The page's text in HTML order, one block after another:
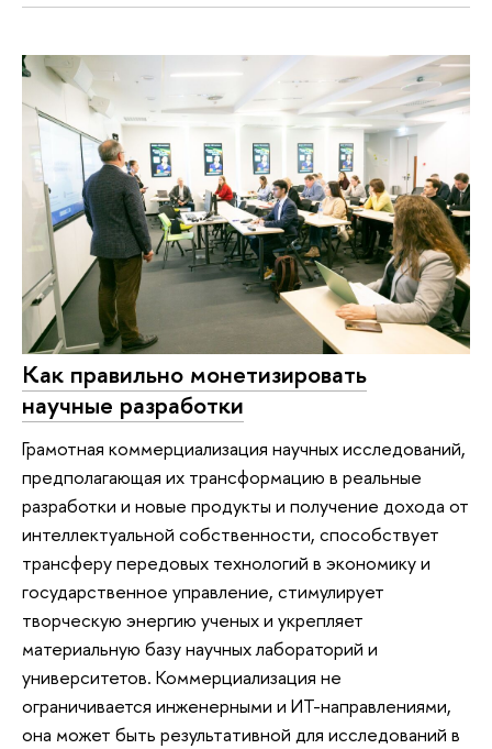
Как правильно монетизировать
научные разработки
Грамотная коммерциализация научных исследований,
предполагающая их трансформацию в реальные
разработки и новые продукты и получение дохода от
интеллектуальной собственности, способствует
трансферу передовых технологий в экономику и
государственное управление, стимулирует
творческую энергию ученых и укрепляет
материальную базу научных лабораторий и
университетов. Коммерциализация не
ограничивается инженерными и ИТ-направлениями,
она может быть результативной для исследований в